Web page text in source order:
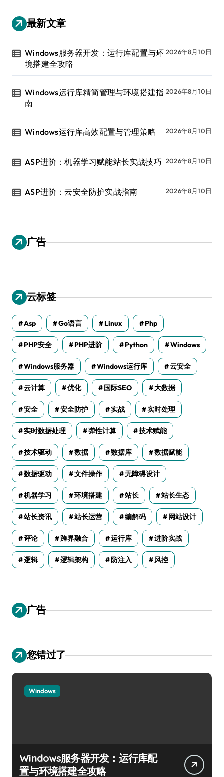
最新文章
Windows服务器开发：运行库配置与环
境搭建全攻略
2026年8月10日
Windows运行库精简管理与环境搭建指
南
2026年8月10日
Windows运行库高效配置与管理策略 2026年8月10日
ASP进阶：机器学习赋能站长实战技巧 2026年8月10日
ASP进阶：云安全防护实战指南 2026年8月10日
广告
云标签
Asp Go语言 Linux Php
PHP安全 PHP进阶 Python Windows
Windows服务器 Windows运行库 云安全
云计算 优化 国际SEO 大数据
安全 安全防护 实战 实时处理
实时数据处理 弹性计算 技术赋能
技术驱动 数据 数据库 数据赋能
数据驱动 文件操作 无障碍设计
机器学习 环境搭建 站长 站长生态
站长资讯 站长运营 编解码 网站设计
评论 跨界融合 运行库 进阶实战
逻辑 逻辑架构 防注入 风控
广告
您错过了
Windows
Windows服务器开发：运行库配
置与环境搭建全攻略